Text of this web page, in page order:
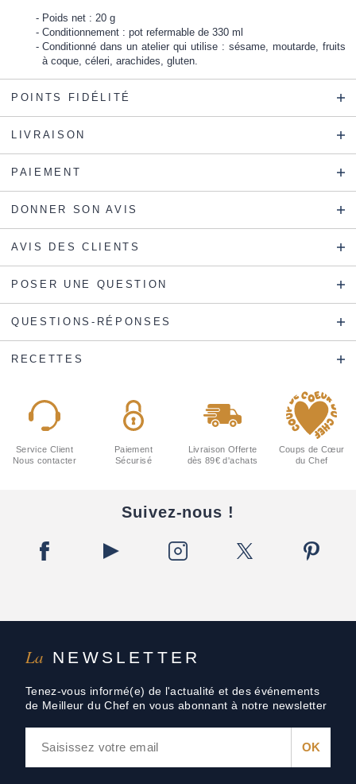
Poids net : 20 g
Conditionnement : pot refermable de 330 ml
Conditionné dans un atelier qui utilise : sésame, moutarde, fruits
à coque, céleri, arachides, gluten.
POINTS FIDÉLITÉ
LIVRAISON
PAIEMENT
DONNER SON AVIS
AVIS DES CLIENTS
POSER UNE QUESTION
QUESTIONS-RÉPONSES
RECETTES
La NEWSLETTER
Tenez-vous informé(e) de l'actualité et des événements
de Meilleur du Chef en vous abonnant à notre newsletter
Service Client
Nous contacter
Paiement
Sécurisé
Livraison Offerte
dès 89€ d'achats
Coups de Cœur
du Chef
Suivez-nous !